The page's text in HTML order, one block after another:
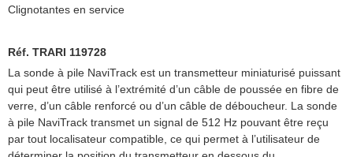
Clignotantes en service
Réf. TRARI 119728
La sonde à pile NaviTrack est un transmetteur miniaturisé puissant
qui peut être utilisé à l’extrémité d’un câble de poussée en fibre de
verre, d’un câble renforcé ou d’un câble de déboucheur. La sonde
à pile NaviTrack transmet un signal de 512 Hz pouvant être reçu
par tout localisateur compatible, ce qui permet à l’utilisateur de